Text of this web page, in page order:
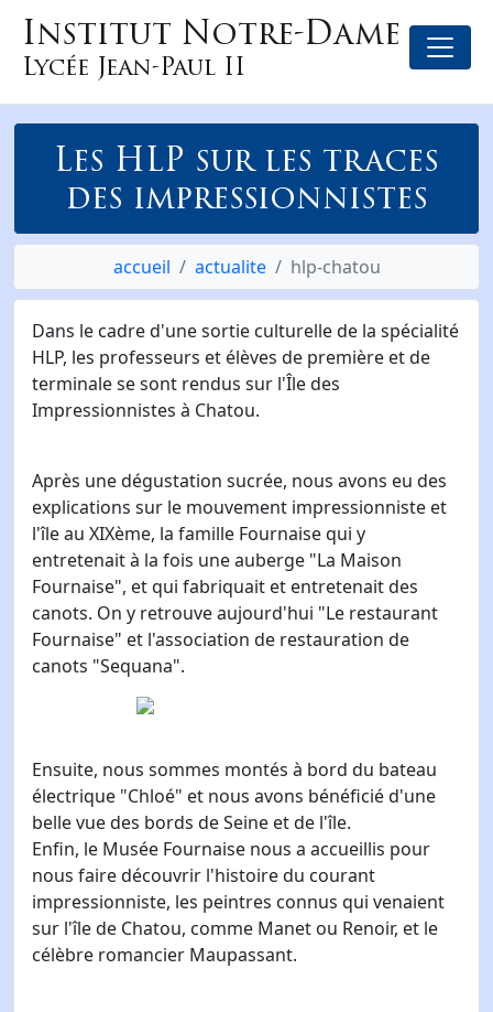
Institut Notre-Dame
Lycée Jean-Paul II
Les HLP sur les traces
des impressionnistes
accueil actualite hlp-chatou
Dans le cadre d'une sortie culturelle de la spécialité
HLP, les professeurs et élèves de première et de
terminale se sont rendus sur l'Île des
Impressionnistes à Chatou.
Après une dégustation sucrée, nous avons eu des
explications sur le mouvement impressionniste et
l'île au XIXème, la famille Fournaise qui y
entretenait à la fois une auberge "La Maison
Fournaise", et qui fabriquait et entretenait des
canots. On y retrouve aujourd'hui "Le restaurant
Fournaise" et l'association de restauration de
canots "Sequana".
Ensuite, nous sommes montés à bord du bateau
électrique "Chloé" et nous avons bénéficié d'une
belle vue des bords de Seine et de l'île.
Enfin, le Musée Fournaise nous a accueillis pour
nous faire découvrir l'histoire du courant
impressionniste, les peintres connus qui venaient
sur l'île de Chatou, comme Manet ou Renoir, et le
célèbre romancier Maupassant.